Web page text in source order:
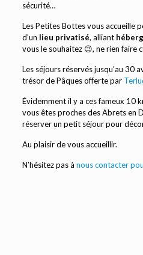
sécurité…
Les Petites Bottes vous accueille
d’un lieu privatisé, alliant
vous le souhaitez 😉, ne rien faire
Les séjours réservés jusqu’au 30
trésor de Pâques offerte par
Évidemment il y a ces fameux 10
vous êtes proches des Abrets en
réserver un petit séjour pour
Au plaisir de vous accueillir.
N’hésitez pas à nous contacter